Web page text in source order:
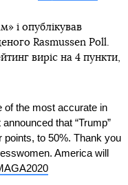
і опублікував
Rasmussen Poll.
виріс на 4 пункти,
of the most accurate in
that “Trump”
points, to 50%. Thank you
America will